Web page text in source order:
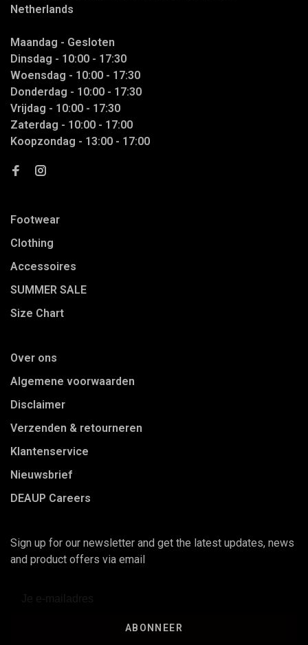
Netherlands
Maandag - Gesloten
Dinsdag - 10:00 - 17:30
Woensdag - 10:00 - 17:30
Donderdag - 10:00 - 17:30
Vrijdag - 10:00 - 17:30
Zaterdag - 10:00 - 17:00
Koopzondag - 13:00 - 17:00
Footwear
Clothing
Accessoires
SUMMER SALE
Size Chart
Over ons
Algemene voorwaarden
Disclaimer
Verzenden & retourneren
Klantenservice
Nieuwsbrief
DEAUP Careers
Sign up for our newsletter and get the latest updates, news
and product offers via email
ABONNEER